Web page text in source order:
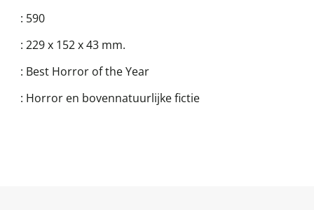
: 590
: 229 x 152 x 43 mm.
: Best Horror of the Year
: Horror en bovennatuurlijke fictie